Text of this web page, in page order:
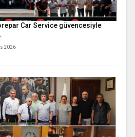
Car Service güvencesiyle
2026